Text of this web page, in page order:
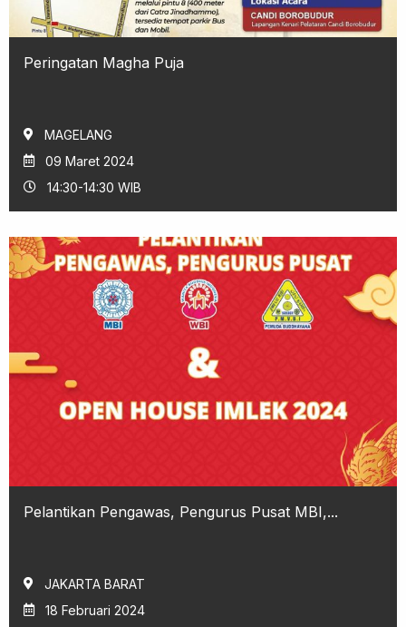
Peringatan Magha Puja
MAGELANG
09 Maret 2024
14:30-14:30 WIB
Pelantikan Pengawas, Pengurus Pusat MBI,...
JAKARTA BARAT
18 Februari 2024